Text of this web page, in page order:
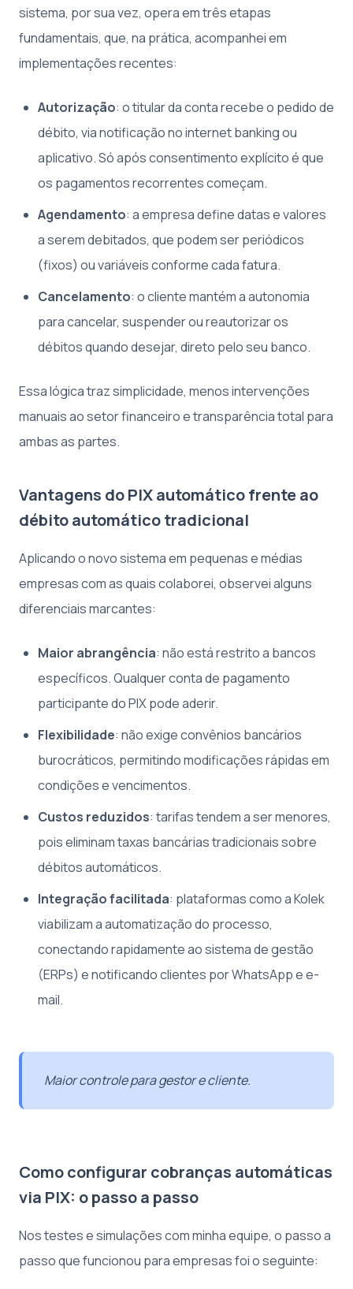
sistema, por sua vez, opera em três etapas
fundamentais, que, na prática, acompanhei em
implementações recentes:
Autorização: o titular da conta recebe o pedido de
débito, via notificação no internet banking ou
aplicativo. Só após consentimento explícito é que
os pagamentos recorrentes começam.
Agendamento: a empresa define datas e valores
a serem debitados, que podem ser periódicos
(fixos) ou variáveis conforme cada fatura.
Cancelamento: o cliente mantém a autonomia
para cancelar, suspender ou reautorizar os
débitos quando desejar, direto pelo seu banco.
Essa lógica traz simplicidade, menos intervenções
manuais ao setor financeiro e transparência total para
ambas as partes.
Vantagens do PIX automático frente ao
débito automático tradicional
Aplicando o novo sistema em pequenas e médias
empresas com as quais colaborei, observei alguns
diferenciais marcantes:
Maior abrangência: não está restrito a bancos
específicos. Qualquer conta de pagamento
participante do PIX pode aderir.
Flexibilidade: não exige convênios bancários
burocráticos, permitindo modificações rápidas em
condições e vencimentos.
Custos reduzidos: tarifas tendem a ser menores,
pois eliminam taxas bancárias tradicionais sobre
débitos automáticos.
Integração facilitada: plataformas como a Kolek
viabilizam a automatização do processo,
conectando rapidamente ao sistema de gestão
(ERPs) e notificando clientes por WhatsApp e e-
mail.
Maior controle para gestor e cliente.
Como configurar cobranças automáticas
via PIX: o passo a passo
Nos testes e simulações com minha equipe, o passo a
passo que funcionou para empresas foi o seguinte: